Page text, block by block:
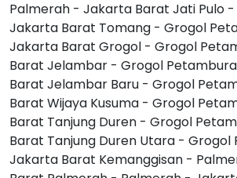
Palmerah - Jakarta Barat Jati Pulo
Jakarta Barat Tomang - Grogol
Jakarta Barat Grogol - Grogol
Barat Jelambar - Grogol
Barat Jelambar Baru - Grogol
Barat Wijaya Kusuma - Grogol
Barat Tanjung Duren - Grogol
Barat Tanjung Duren Utara -
Jakarta Barat Kemanggisan -